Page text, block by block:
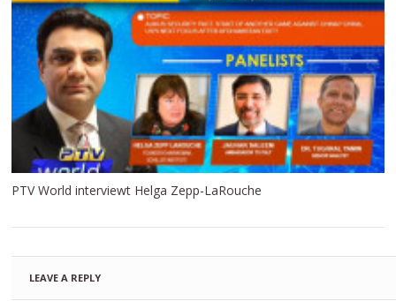
PTV World interviewt Helga Zepp-LaRouche
LEAVE A REPLY